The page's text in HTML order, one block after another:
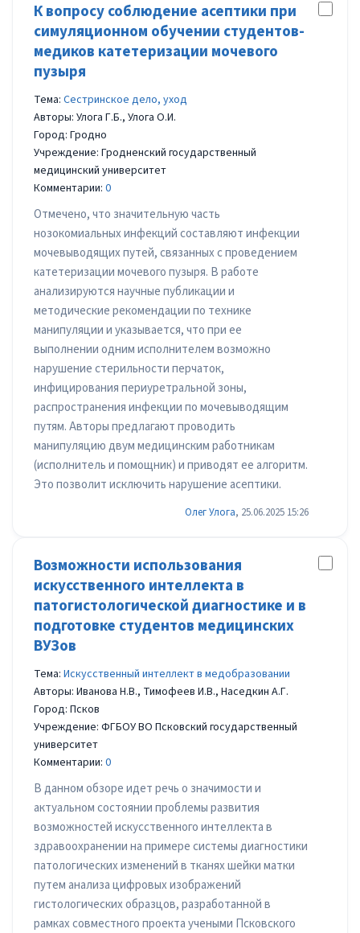
К вопросу соблюдение асептики при
симуляционном обучении студентов-
медиков катетеризации мочевого
пузыря
Тема: Сестринское дело, уход
Авторы: Улога Г.Б., Улога О.И.
Город: Гродно
Учреждение: Гродненский государственный
медицинский университет
Комментарии: 0
Отмечено, что значительную часть
нозокомиальных инфекций составляют инфекции
мочевыводящих путей, связанных с проведением
катетеризации мочевого пузыря. В работе
анализируются научные публикации и
методические рекомендации по технике
манипуляции и указывается, что при ее
выполнении одним исполнителем возможно
нарушение стерильности перчаток,
инфицирования периуретральной зоны,
распространения инфекции по мочевыводящим
путям. Авторы предлагают проводить
манипуляцию двум медицинским работникам
(исполнитель и помощник) и приводят ее алгоритм.
Это позволит исключить нарушение асептики.
Олег Улога, 25.06.2025 15:26
Возможности использования
искусственного интеллекта в
патогистологической диагностике и в
подготовке студентов медицинских
ВУЗов
Тема: Искусственный интеллект в медобразовании
Авторы: Иванова Н.В., Тимофеев И.В., Наседкин А.Г.
Город: Псков
Учреждение: ФГБОУ ВО Псковский государственный
университет
Комментарии: 0
В данном обзоре идет речь о значимости и
актуальном состоянии проблемы развития
возможностей искусственного интеллекта в
здравоохранении на примере системы диагностики
патологических изменений в тканях шейки матки
путем анализа цифровых изображений
гистологических образцов, разработанной в
рамках совместного проекта учеными Псковского